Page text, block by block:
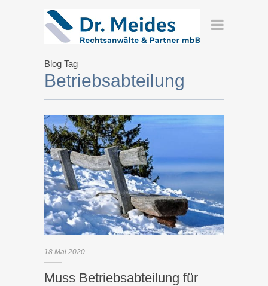
Blog Tag
Betriebsabteilung
18 Mai 2020
Muss Betriebsabteilung für